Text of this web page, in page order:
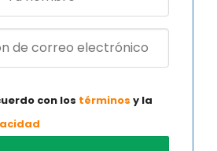
con los términos y la